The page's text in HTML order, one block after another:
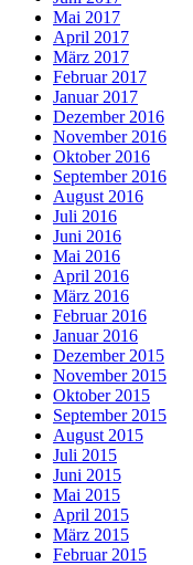
Mai 2017
April 2017
März 2017
Februar 2017
Januar 2017
Dezember 2016
November 2016
Oktober 2016
September 2016
August 2016
Juli 2016
Juni 2016
Mai 2016
April 2016
März 2016
Februar 2016
Januar 2016
Dezember 2015
November 2015
Oktober 2015
September 2015
August 2015
Juli 2015
Juni 2015
Mai 2015
April 2015
März 2015
Februar 2015